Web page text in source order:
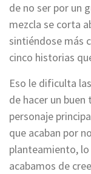
de no ser por un
mezcla se corta
sintiéndose más
cinco historias
Eso le dificulta
de hacer un
personaje
que acaban por
planteamiento, lo
acabamos de